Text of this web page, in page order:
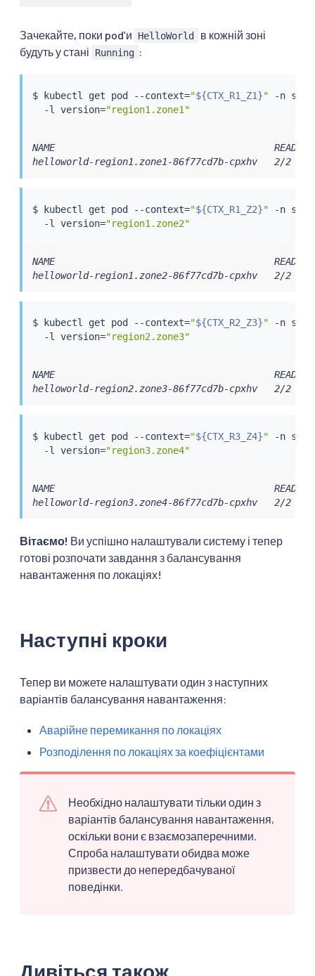
Зачекайте, поки podʼи HelloWorld
в кожній зоні
будуть у стані
Running :
$ kubectl get pod --context="${CTX_R1_Z1}" -n
  -l version
="region1.zone1"
NAME                                       READY
helloworld-region1.zone1-86f77cd7b-cpxhv   2/
$ kubectl get pod --context="${CTX_R1_Z2}" -n
  -l version
="region1.zone2"
NAME                                       READY
helloworld-region1.zone2-86f77cd7b-cpxhv   2/
$ kubectl get pod --context="${CTX_R2_Z3}" -n
  -l version
="region2.zone3"
NAME                                       READY
helloworld-region2.zone3-86f77cd7b-cpxhv   2/
$ kubectl get pod --context="${CTX_R3_Z4}" -n
  -l version
="region3.zone4"
NAME                                       READY
helloworld-region3.zone4-86f77cd7b-cpxhv   2/
Вітаємо! Ви успішно налаштували систему і тепер
готові розпочати завдання з балансування
навантаження по локаціях!
Наступні кроки
Тепер ви можете налаштувати один з наступних
варіантів балансування навантаження:
Аварійне перемикання по локаціях
Розподілення по локаціях за коефіцієнтами
Необхідно налаштувати тільки один з
варіантів балансування навантаження,
оскільки вони є взаємозаперечними.
Спроба налаштувати обидва може
призвести до непередбачуваної
поведінки.
Дивіться також